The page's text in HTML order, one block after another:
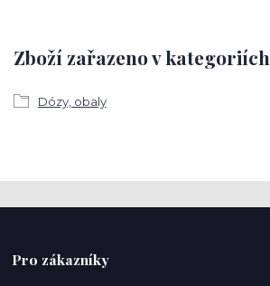
Zboží zařazeno v kategoriích
Dózy, obaly
Pro zákazníky